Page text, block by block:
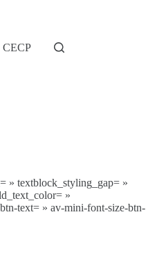
CECP
» textblock_styling_gap= »
»
text= » av-mini-font-size-btn-